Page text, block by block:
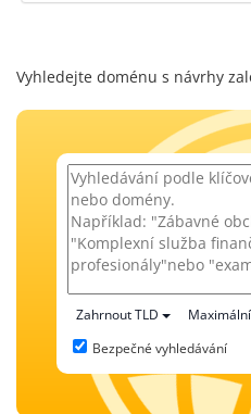
Vyhledejte doménu s návrhy
Zahrnout TLD
Bezpečné vyhledávání